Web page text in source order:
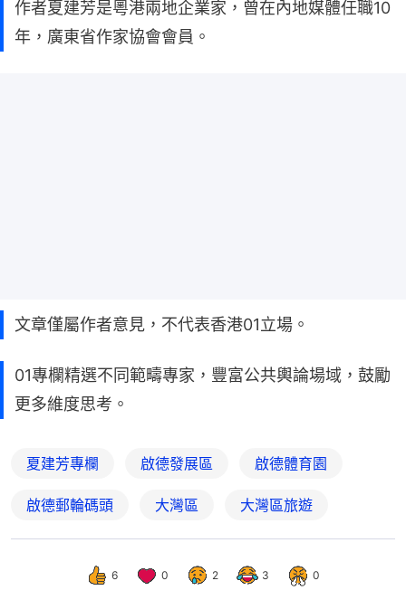
作者夏建芳是粵港兩地企業家，曾在內地媒體任職10
年，廣東省作家協會會員。
文章僅屬作者意見，不代表香港01立場。
01專欄精選不同範疇專家，豐富公共輿論場域，鼓勵
更多維度思考。
夏建芳專欄 啟德發展區 啟德體育園
啟德郵輪碼頭 大灣區 大灣區旅遊
6 0 2 3 0